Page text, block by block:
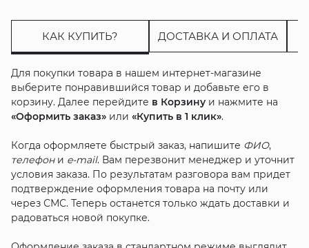
КАК КУПИТЬ? ДОСТАВКА И ОПЛАТА
Для покупки товара в нашем интернет-магазине
выберите понравившийся товар и добавьте его в
корзину. Далее перейдите в Корзинуи нажмите на
«Оформить заказ»или «Купить в 1 клик».
Когда оформляете быстрый заказ, напишите ФИО,
телефони e-mail. Вам перезвонит менеджер и уточнит
условия заказа. По результатам разговора вам придет
подтверждение оформления товара на почту или
через СМС. Теперь останется только ждать доставки и
радоваться новой покупке.